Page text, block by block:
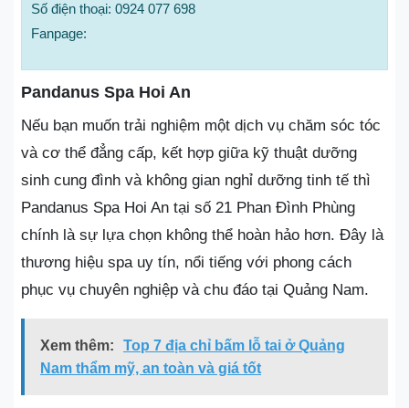
Số điện thoại: 0924 077 698
Fanpage:
Pandanus Spa Hoi An
Nếu bạn muốn trải nghiệm một dịch vụ chăm sóc tóc
và cơ thể đẳng cấp, kết hợp giữa kỹ thuật dưỡng
sinh cung đình và không gian nghỉ dưỡng tinh tế thì
Pandanus Spa Hoi An tại số 21 Phan Đình Phùng
chính là sự lựa chọn không thể hoàn hảo hơn. Đây là
thương hiệu spa uy tín, nổi tiếng với phong cách
phục vụ chuyên nghiệp và chu đáo tại Quảng Nam.
Xem thêm:
Top 7 địa chỉ bấm lỗ tai ở Quảng
Nam thẩm mỹ, an toàn và giá tốt